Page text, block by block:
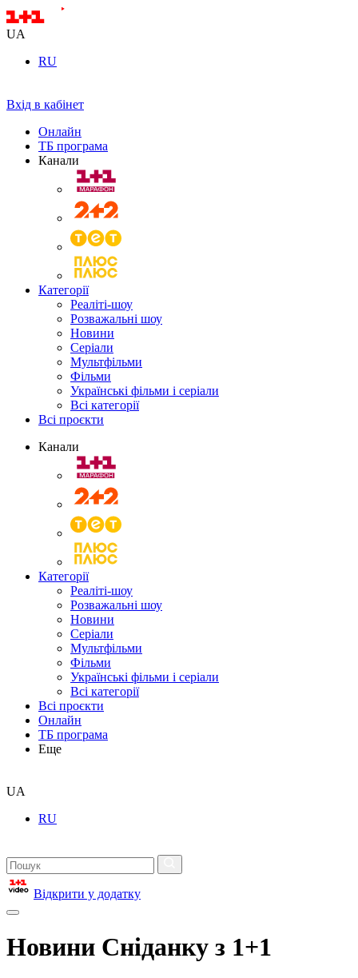
UA
RU
Вхід в кабінет
Онлайн
ТБ програма
Канали
Категорії
Реаліті-шоу
Розважальні шоу
Новини
Серіали
Мультфільми
Фільми
Українські фільми і серіали
Всі категорії
Всі проєкти
Канали
Категорії
Реаліті-шоу
Розважальні шоу
Новини
Серіали
Мультфільми
Фільми
Українські фільми і серіали
Всі категорії
Всі проєкти
Онлайн
ТБ програма
Еще
UA
RU
Відкрити у додатку
Новини Сніданку з 1+1